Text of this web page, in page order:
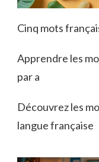
Cinq mots
Apprendre les
par a
Découvrez les
langue française